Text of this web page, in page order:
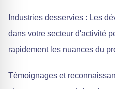
Industries desservies : Les
dans votre secteur d'activité
rapidement les nuances du
Témoignages et